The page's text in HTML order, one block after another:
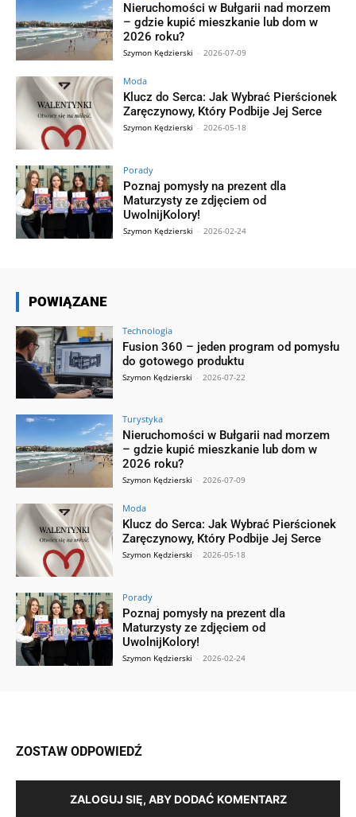
Nieruchomości w Bułgarii nad morzem
– gdzie kupić mieszkanie lub dom w
2026 roku?
Szymon Kędzierski - 2026-07-09
Moda
Klucz do Serca: Jak Wybrać Pierścionek
Zaręczynowy, Który Podbije Jej Serce
Szymon Kędzierski - 2026-05-18
Porady
Poznaj pomysły na prezent dla
Maturzysty ze zdjęciem od
UwolnijKolory!
Szymon Kędzierski - 2026-02-24
POWIĄZANE
Technologia
Fusion 360 – jeden program od pomysłu
do gotowego produktu
Szymon Kędzierski - 2026-07-22
Turystyka
Nieruchomości w Bułgarii nad morzem
– gdzie kupić mieszkanie lub dom w
2026 roku?
Szymon Kędzierski - 2026-07-09
Moda
Klucz do Serca: Jak Wybrać Pierścionek
Zaręczynowy, Który Podbije Jej Serce
Szymon Kędzierski - 2026-05-18
Porady
Poznaj pomysły na prezent dla
Maturzysty ze zdjęciem od
UwolnijKolory!
Szymon Kędzierski - 2026-02-24
ZOSTAW ODPOWIEDŹ
ZALOGUJ SIĘ, ABY DODAĆ KOMENTARZ